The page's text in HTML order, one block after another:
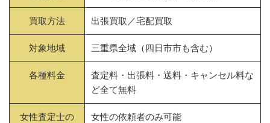
買取方法 出張買取／宅配買取
対象地域 三重県全域（四日市市も含む）
各種料金
査定料・出張料・送料・キャンセル料な
ど全て無料
女性査定士の
女性の依頼者のみ可能